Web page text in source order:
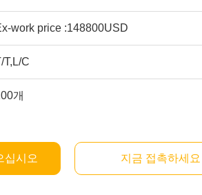
work price :148800USD
T,L/C
개
십시오 지금 접촉하세요